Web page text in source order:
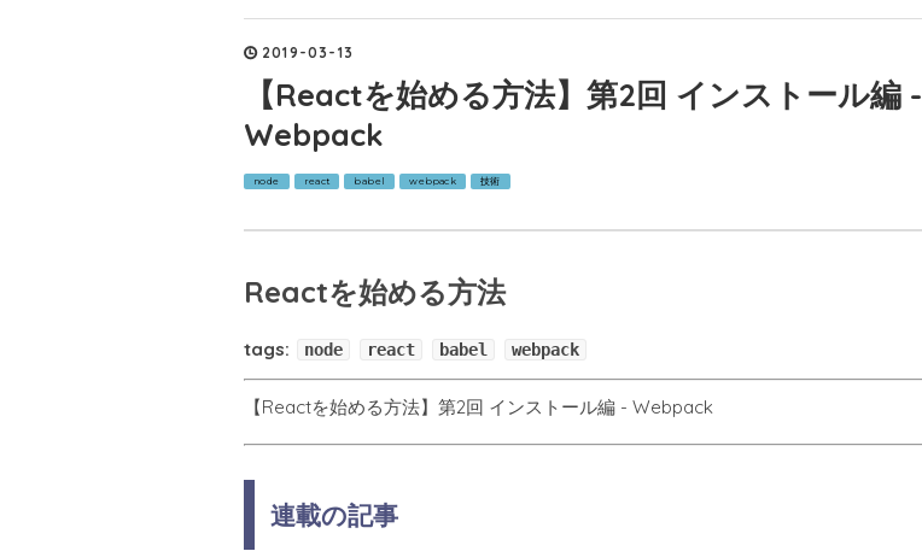
2019 -03 - 13
【Reactを始める方法】第2回 インストール編 -
Webpack
node react babel webpack 技術
Reactを始める方法
tags: node react babel webpack
【Reactを始める方法】第2回 インストール編 - Webpack
連載の記事